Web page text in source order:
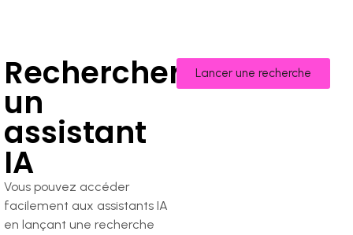
Rechercher
un
assistant
IA
Vous pouvez accéder
facilement aux assistants IA
en lançant une recherche
Lancer une recherche